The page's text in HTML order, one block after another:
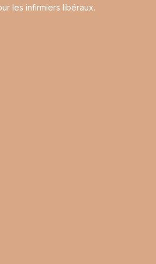
les infirmiers libéraux.